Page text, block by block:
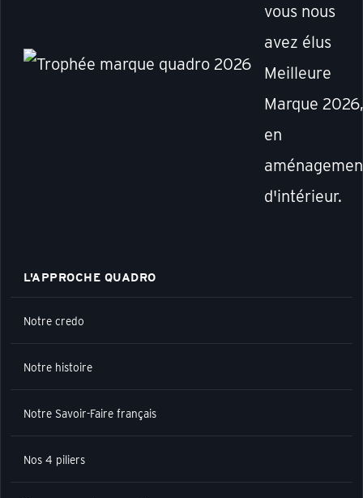
vous nous
avez élus
Meilleure
Marque 2026,
en
d'intérieur.
L'APPROCHE QUADRO
Notre credo
Notre histoire
Notre Savoir-Faire français
Nos 4 piliers